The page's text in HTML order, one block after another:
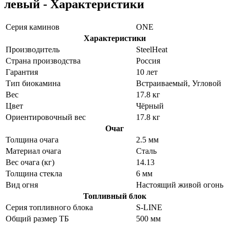
левый - Характеристики
Серия каминов
ONE
Характеристики
Производитель
SteelHeat
Страна производства
Россия
Гарантия
10 лет
Тип биокамина
Встраиваемый, Угловой
Вес
17.8 кг
Цвет
Чёрный
Ориентировочный вес
17.8 кг
Очаг
Толщина очага
2.5 мм
Материал очага
Сталь
Вес очага (кг)
14.13
Толщина стекла
6 мм
Вид огня
Настоящий живой огонь
Топливный блок
Серия топливного блока
S-LINE
Общий размер ТБ
500 мм